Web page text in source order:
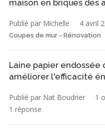
maison en briques des
Publié par Michelle 4 avril
Coupes de mur - Rénovation
Laine papier
améliorer l'efficacité
Publié par Nat Boudrier 1
1 réponse